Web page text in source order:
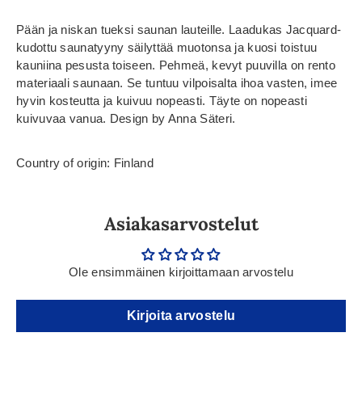
Pään ja niskan tueksi saunan lauteille. Laadukas Jacquard-
kudottu saunatyyny säilyttää muotonsa ja kuosi toistuu
kauniina pesusta toiseen. Pehmeä, kevyt puuvilla on rento
materiaali saunaan. Se tuntuu vilpoisalta ihoa vasten, imee
hyvin kosteutta ja kuivuu nopeasti. Täyte on nopeasti
kuivuvaa vanua. Design by Anna Säteri.
Country of origin: Finland
Asiakasarvostelut
Ole ensimmäinen kirjoittamaan arvostelu
Kirjoita arvostelu